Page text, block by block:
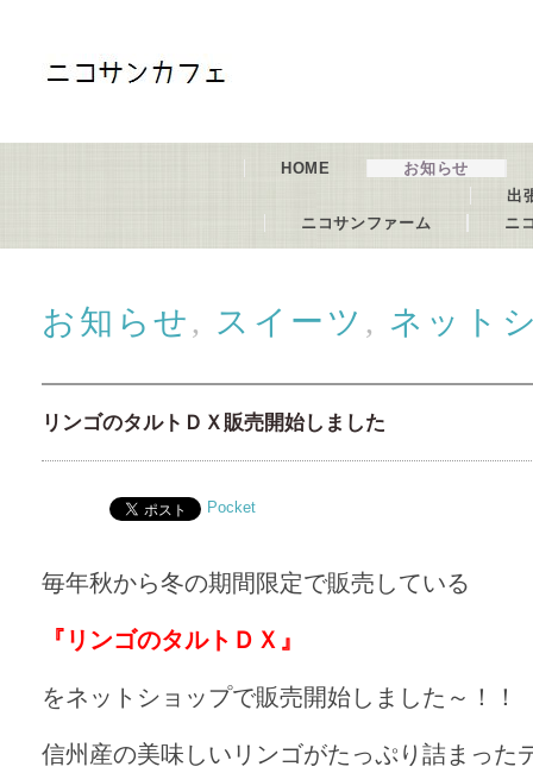
HOME
お知らせ
出
ニコサンファーム
ニ
お知らせ , スイーツ , ネット
リンゴのタルトＤＸ販売開始しました
Pocket
毎年秋から冬の期間限定で販売している
『リンゴのタルトＤＸ』
をネットショップで販売開始しました～！！
信州産の美味しいリンゴがたっぷり詰まった